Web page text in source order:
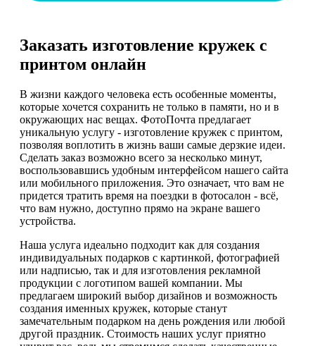
Заказать изготовление кружек с
принтом онлайн
В жизни каждого человека есть особенные моменты,
которые хочется сохранить не только в памяти, но и в
окружающих нас вещах. ФотоПочта предлагает
уникальную услугу - изготовление кружек с принтом,
позволяя воплотить в жизнь ваши самые дерзкие идеи.
Сделать заказ возможно всего за несколько минут,
воспользовавшись удобным интерфейсом нашего сайта
или мобильного приложения. Это означает, что вам не
придется тратить время на поездки в фотосалон - всё,
что вам нужно, доступно прямо на экране вашего
устройства.
Наша услуга идеально подходит как для создания
индивидуальных подарков с картинкой, фотографией
или надписью, так и для изготовления рекламной
продукции с логотипом вашей компании. Мы
предлагаем широкий выбор дизайнов и возможность
создания именных кружек, которые станут
замечательным подарком на день рождения или любой
другой праздник. Стоимость наших услуг приятно